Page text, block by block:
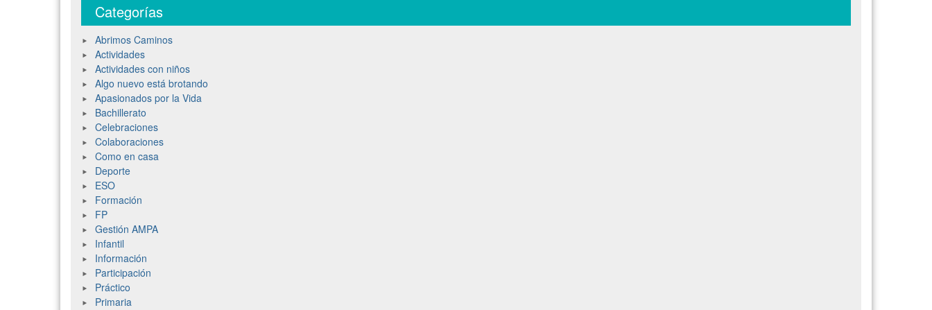
Categorías
Abrimos Caminos
Actividades
Actividades con niños
Algo nuevo está brotando
Apasionados por la Vida
Bachillerato
Celebraciones
Colaboraciones
Como en casa
Deporte
ESO
Formación
FP
Gestión AMPA
Infantil
Información
Participación
Práctico
Primaria